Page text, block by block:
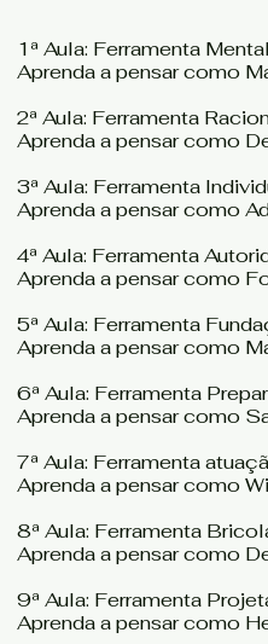
1ª Aula: Ferramenta
Aprenda a pensar como
2ª Aula: Ferramenta
Aprenda a pensar como
3ª Aula: Ferramenta
Aprenda a pensar como
4ª Aula: Ferramenta
Aprenda a pensar como
5ª Aula: Ferramenta
Aprenda a pensar como
6ª Aula: Ferramenta
Aprenda a pensar como
7ª Aula: Ferramenta
Aprenda a pensar como
8ª Aula: Ferramenta
Aprenda a pensar como
9ª Aula: Ferramenta
Aprenda a pensar como